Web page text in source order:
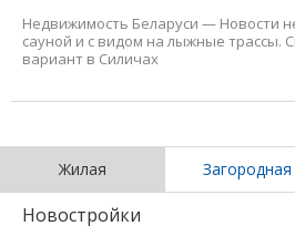
Недвижимость Беларуси — Новости
сауной и с видом на лыжные трассы.
вариант в Силичах
Жилая Загородная
Новостройки